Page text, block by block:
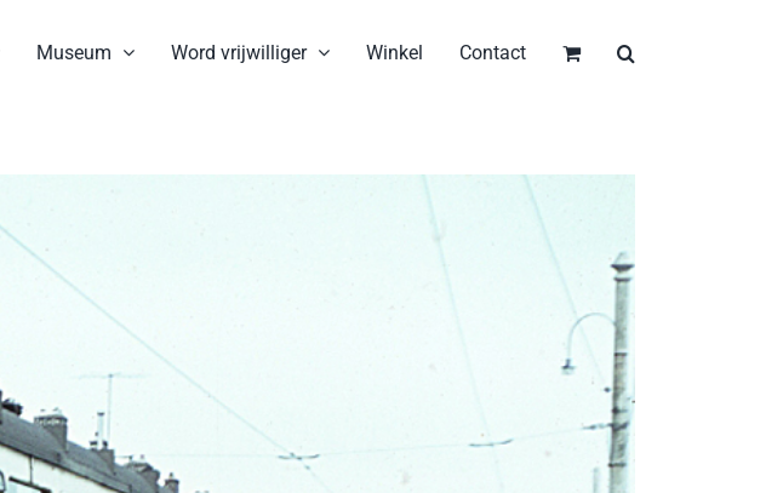
Museum Word vrijwilliger Winkel Contact